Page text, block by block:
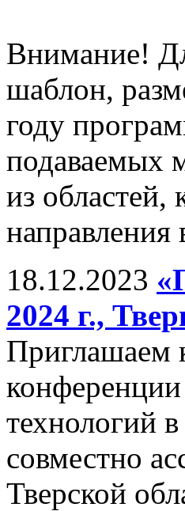
Внимание!
шаблон,
году
подаваемых
из областей,
18.12.2023
2024 г.,
Приглашаем
технологий
совместно
Тверской